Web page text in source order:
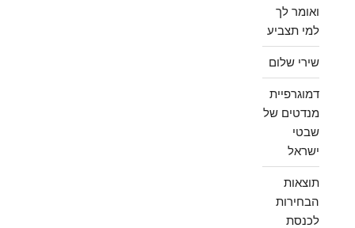
ואומר לך
למי תצביע
שירי שלום
דמוגרפיית
מנדטים של
שבטי
ישראל
תוצאות
הבחירות
לכנסת